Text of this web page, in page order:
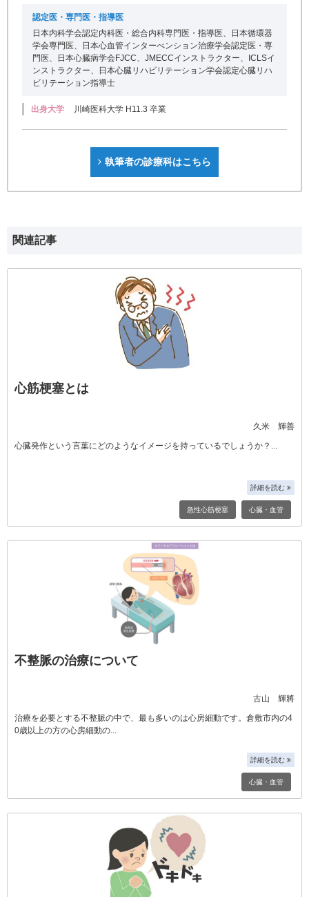
認定医・専門医・指導医
日本内科学会認定内科医・総合内科専門医・指導医、日本循環器
学会専門医、日本心血管インターべンション治療学会認定医・専
門医、日本心臓病学会FJCC、JMECCインストラクター、ICLSイ
ンストラクター、日本心臓リハビリテーション学会認定心臓リハ
ビリテーション指導士
出身大学 川崎医科大学 H11.3 卒業
執筆者の診療科はこちら
関連記事
心筋梗塞とは
久米 輝善
心臓発作という言葉にどのようなイメージを持っているでしょうか？
詳細を読む
急性心筋梗塞 心臓・血管
不整脈の治療について
古山 輝將
治療を必要とする不整脈の中で、最も多いのは心房細動です。倉敷市内の4
0歳以上の方の心房細動の
詳細を読む
心臓・血管